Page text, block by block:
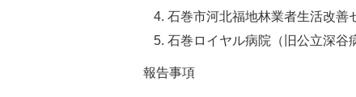
石巻市河北福地林業者生活改善
石巻ロイヤル病院（旧公立深谷
報告事項